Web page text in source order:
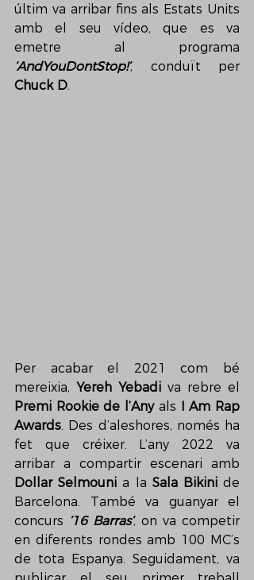
últim va arribar fins als Estats Units
amb el seu vídeo, que es va
‘AndYouDontStop!’
Chuck D.
Per acabar el 2021 com bé
mereixia, Yereh Yebadi
Premi Rookie de l’Any als I Am Rap
Awards. Des d’aleshores, només ha
fet que créixer. L’any 2022 va
Dollar Selmouni a la Sala Bikini de
Barcelona. També va guanyar el
concurs ’16 Barras’, on va competir
en diferents rondes amb 100 MC’s
de tota Espanya. Seguidament, va